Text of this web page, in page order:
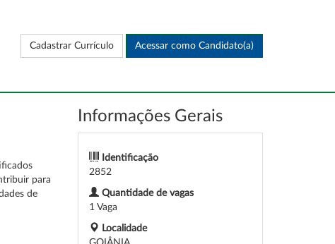
Cadastrar Currículo Acessar como Candidato(a)
para
de
Informações Gerais
Identificação
2852
Quantidade de vagas
1 Vaga
Localidade